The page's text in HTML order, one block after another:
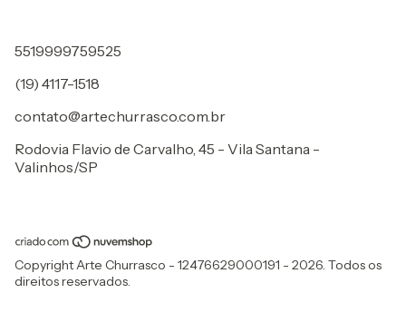
5519999759525
(19) 4117-1518
contato@artechurrasco.com.br
Rodovia Flavio de Carvalho, 45 - Vila Santana -
Valinhos/SP
Copyright Arte Churrasco - 12476629000191 - 2026. Todos os
direitos reservados.